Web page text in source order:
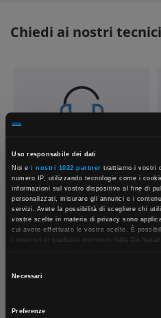
Uso responsabile dei dati
Noi ei nostri 1022 partner trattiamo i vostri
numero IP, utilizzando tecnologie come i
informazioni sul vostro dispositivo al fine di
personalizzati, misurare gli annunci e i
servizi. Avete la possibilità di scegliere chi
vostre scelte in materia di privacy sono
cui avete effettuato le vostre scelte. È
consenso in qualsiasi momento dalla
raccogliere informazioni sulla tua
Identificare il tuo dispositivo,
caratteristiche specifiche (impronte digitali).
Necessari
Preferenze
Chiedi ai nostri tecnici
Contattaci
Parla con il customer care dedicato